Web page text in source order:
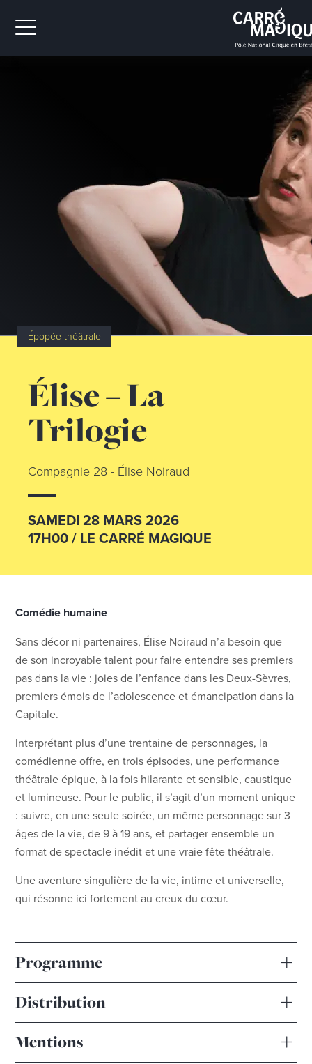
Élise – La
Trilogie
Épopée théâtrale
Compagnie 28 - Élise Noiraud
SAMEDI 28 MARS 2026
17H00 / LE CARRÉ MAGIQUE
Comédie humaine
Sans décor ni partenaires, Élise Noiraud n’a besoin que
de son incroyable talent pour faire entendre ses premiers
pas dans la vie : joies de l’enfance dans les Deux-Sèvres,
premiers émois de l’adolescence et émancipation dans la
Capitale.
Interprétant plus d’une trentaine de personnages, la
comédienne offre, en trois épisodes, une performance
théâtrale épique, à la fois hilarante et sensible, caustique
et lumineuse. Pour le public, il s’agit d’un moment unique
: suivre, en une seule soirée, un même personnage sur 3
âges de la vie, de 9 à 19 ans, et partager ensemble un
format de spectacle inédit et une vraie fête théâtrale.
Une aventure singulière de la vie, intime et universelle,
qui résonne ici fortement au creux du cœur.
Programme
Distribution
Mentions